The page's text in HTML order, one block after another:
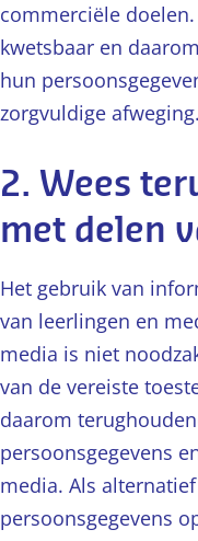
commerciële
kwetsbaar en
hun
zorgvuldige afweging.
2. Wees
met delen
Het gebruik van
van leerlingen en
media is niet
van de vereiste
daarom
persoonsgegevens
media. Als
persoonsgegevens